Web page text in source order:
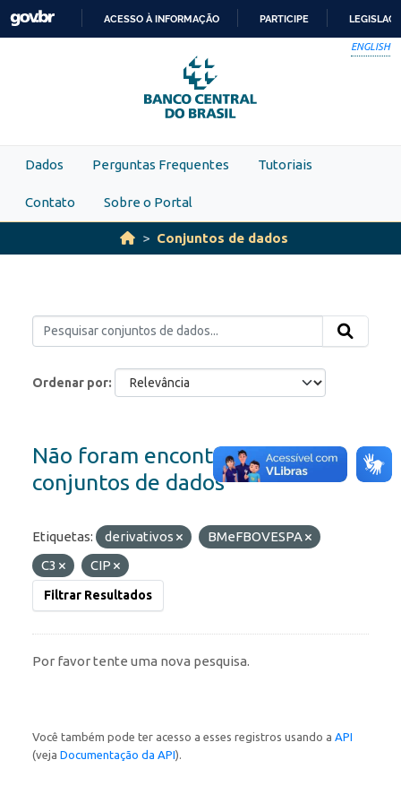
Skip to main content
PARA
O
CONTEÚDO
ACESSO À INFORMAÇÃO PARTICIPE
ENGLISH
Dados Perguntas Frequentes Tutoriais
Contato Sobre o Portal
Conjuntos de dados
Ordenar por
Não foram encontrados
conjuntos de dados
Etiquetas: derivativos
BMeFBOVESPA
C3
CIP
Filtrar Resultados
Por favor tente uma nova pesquisa.
Você também pode ter acesso a esses registros usando a API
(veja Documentação da API).